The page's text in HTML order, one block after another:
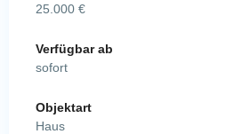
25.000 €
Verfügbar ab
sofort
Objektart
Haus